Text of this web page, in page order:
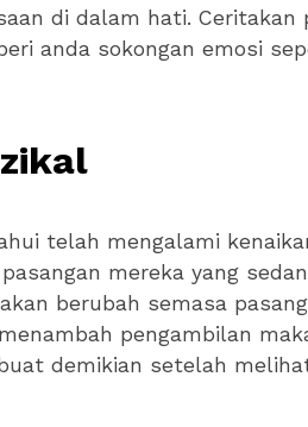
di dalam hati. Ceritakan
anda sokongan emosi
telah mengalami
mereka yang
berubah semasa
pengambilan
demikian setelah